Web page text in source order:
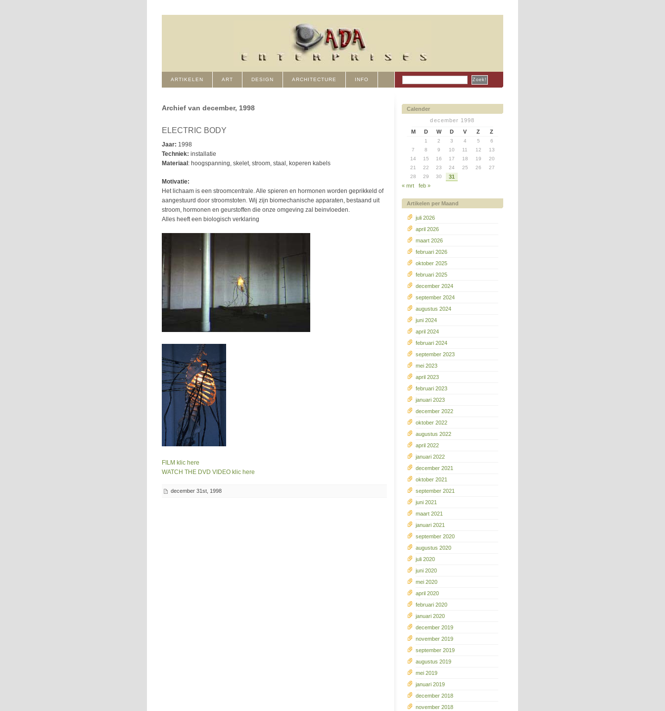
ARTIKELEN ART DESIGN ARCHITECTURE INFO
Archief van december, 1998
ELECTRIC BODY
Jaar: 1998
Techniek: installatie
Materiaal : hoogspanning, skelet, stroom, staal, koperen kabels
Motivatie:
Het lichaam is een stroomcentrale. Alle spieren en hormonen worden geprikkeld of
aangestuurd door stroomstoten. Wij zijn biomechanische apparaten, bestaand uit
stroom, hormonen en geurstoffen die onze omgeving zal beinvloeden.
Alles heeft een biologisch verklaring
FILM klic here
WATCH THE DVD VIDEO klic here
december 31st, 1998
Calender
december 1998
M
D W D V Z Z
1 2 3 4 5
6
7
8 9 10 11 12
13
14
15 16 17 18 19
20
21
22 23 24 25 26
27
28
29 30
31
« mrt
feb »
Artikelen per Maand
juli 2026
april 2026
maart 2026
februari 2026
oktober 2025
februari 2025
december 2024
september 2024
augustus 2024
juni 2024
april 2024
februari 2024
september 2023
mei 2023
april 2023
februari 2023
januari 2023
december 2022
oktober 2022
augustus 2022
april 2022
januari 2022
december 2021
oktober 2021
september 2021
juni 2021
maart 2021
januari 2021
september 2020
augustus 2020
juli 2020
juni 2020
mei 2020
april 2020
februari 2020
januari 2020
december 2019
november 2019
september 2019
augustus 2019
mei 2019
januari 2019
december 2018
november 2018